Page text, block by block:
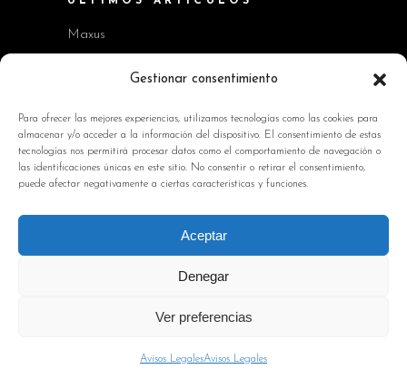
Gestionar consentimiento
Para ofrecer las mejores experiencias, utilizamos tecnologías como las cookies para
almacenar y/o acceder a la información del dispositivo. El consentimiento de estas
tecnologías nos permitirá procesar datos como el comportamiento de navegación o
las identificaciones únicas en este sitio. No consentir o retirar el consentimiento,
puede afectar negativamente a ciertas características y funciones.
Aceptar
Denegar
Ver preferencias
Avisos LegalesAvisos Legales
Maxus
Workshop BMW Neue Klasse
Kia EV2 y Kia Seltos
Skoda Octavia RS
INFORMACIÓN DE INTERÉS
Política de privacidad